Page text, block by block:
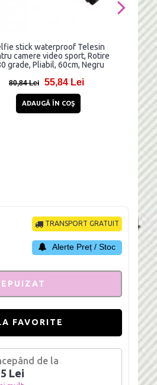
stick waterproof Telesin
camere video sport, Rotire
grade, Pliabil, 60cm, Negru
80,84 Lei 55,84 Lei
ADAUGĂ ÎN COŞ
TRANSPORT GRATUIT
Alerte Preț / Stoc
FAVORITE
de la
Lei